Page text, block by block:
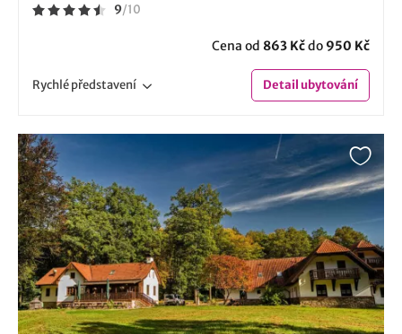
9/10
Cena od 863 Kčdo 950 Kč
Rychlépředstavení Detailubytování